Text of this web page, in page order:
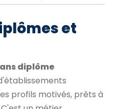
et
diplôme
profils motivés, prêts à